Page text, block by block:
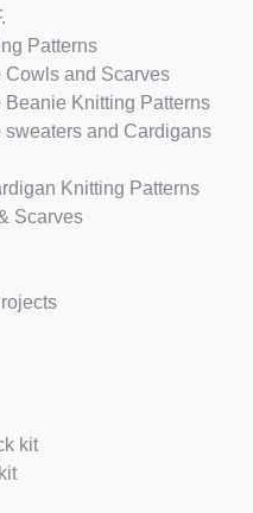
Patterns
Cowls and Scarves
Beanie Knitting Patterns
sweaters and Cardigans
Knitting Patterns
Scarves
kit